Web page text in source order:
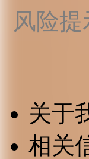
风险
关于
相关